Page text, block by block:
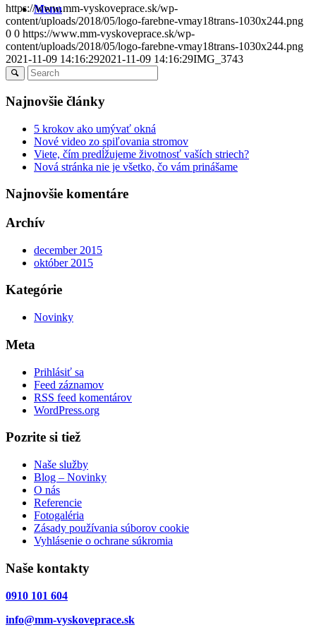
Menu
https://www.mm-vyskoveprace.sk/wp-
content/uploads/2018/05/logo-farebne-vmay18trans-1030x244.png
0 0 https://www.mm-vyskoveprace.sk/wp-
content/uploads/2018/05/logo-farebne-vmay18trans-1030x244.png
2021-11-09 14:16:292021-11-09 14:16:29IMG_3743
Najnovšie články
5 krokov ako umývať okná
Nové video zo spiľovania stromov
Viete, čím predĺžujeme životnosť vaších striech?
Nová stránka nie je všetko, čo vám prinášame
Najnovšie komentáre
Archív
december 2015
október 2015
Kategórie
Novinky
Meta
Prihlásiť sa
Feed záznamov
RSS feed komentárov
WordPress.org
Pozrite si tiež
Naše služby
Blog – Novinky
O nás
Referencie
Fotogaléria
Zásady používania súborov cookie
Vyhlásenie o ochrane súkromia
Naše kontakty
0910 101 604
info@mm-vyskoveprace.sk